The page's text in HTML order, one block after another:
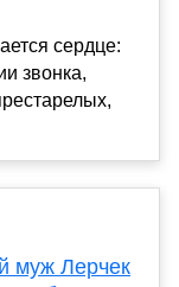
сердце:
звонка,
муж Лерчек